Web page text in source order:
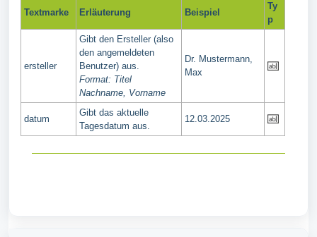
Textmarke Erläuterung Beispiel
Ty
p
ersteller
Gibt den Ersteller (also
den angemeldeten
Benutzer) aus.
Format: Titel
Nachname, Vorname
Dr. Mustermann,
Max
datum
Gibt das aktuelle
Tagesdatum aus.
12.03.2025